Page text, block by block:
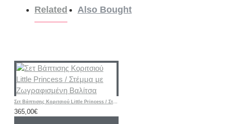
Related Also Bought
Σετ Βάπτισης Κοριτσιού Little Princess / Στέμμα με Ζωγραφισμένη Βαλίτσα
365,00€